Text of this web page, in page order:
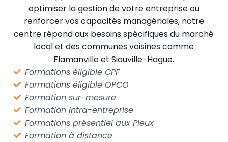
optimiser la gestion de votre entreprise ou
renforcer vos capacités managériales, notre
centre répond aux besoins spécifiques du marché
local et des communes voisines comme
Flamanville et Siouville-Hague.
Formations éligible CPF
Formations éligible OPCO
Formation sur-mesure
Formation intra-entreprise
Formations présentiel aux Pieux
Formation à distance